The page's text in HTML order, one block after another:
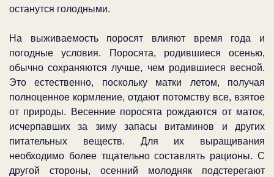
останутся голодными.
На выживаемость поросят влияют время года и
погодные условия. Поросята, родившиеся осенью,
обычно сохраняются лучше, чем родившиеся весной.
Это естественно, поскольку матки летом, получая
полноценное кормление, отдают потомству все, взятое
от природы. Весенние поросята рождаются от маток,
исчерпавших за зиму запасы витаминов и других
питательных веществ. Для их выращивания
необходимо более тщательно составлять рационы. С
другой стороны, осенний молодняк подстерегают